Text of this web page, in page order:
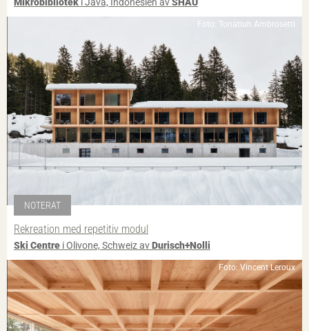
Foto: Tonatiuh Ambrosetti
NOTERAT
Rekreation med repetitiv modul
Ski Centre i Olivone, Schweiz avDurisch+Nolli
Foto: Vincent Leroux